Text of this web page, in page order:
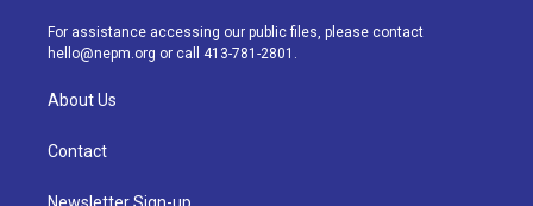
a
m
k
For assistance accessing our public files, please contact
hello@nepm.org or call 413-781-2801.
About Us
Contact